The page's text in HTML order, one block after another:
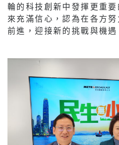
輪的科技創新中發揮更重
來充滿信心，認為在各方
前進，迎接新的挑戰與機遇